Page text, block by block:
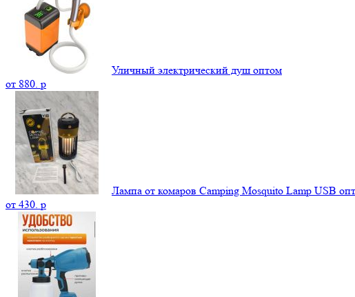
Уличный электрический душ оптом
от 880. p
Лампа от комаров Camping Mosquito Lamp USB
от 430. p